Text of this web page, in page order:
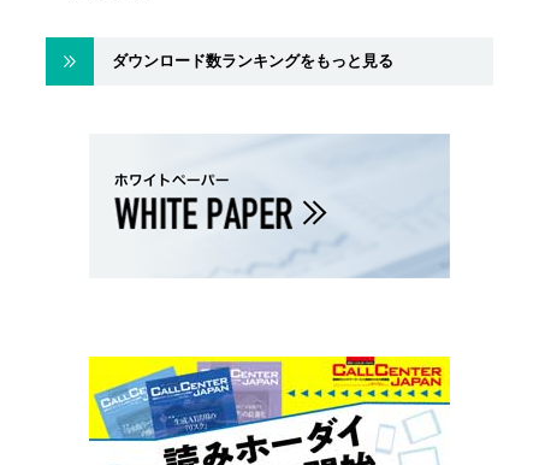
ダウンロード数ランキングをもっと見る